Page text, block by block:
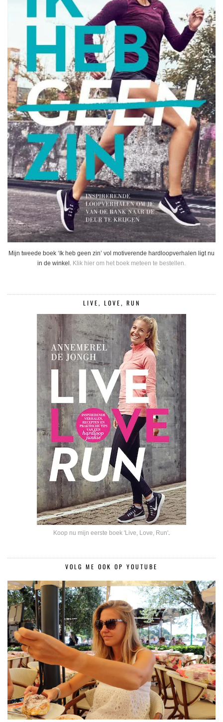
Mijn tweede boek ‘Ik heb geen zin’ vol motiverende hardloopverhalen ligt nu
in de winkel. Klik hier om het boek meteen te bestellen.
LIVE, LOVE, RUN
Koop nu mijn eerste boek 'Live, Love, Run'.
VOLG ME OOK OP YOUTUBE